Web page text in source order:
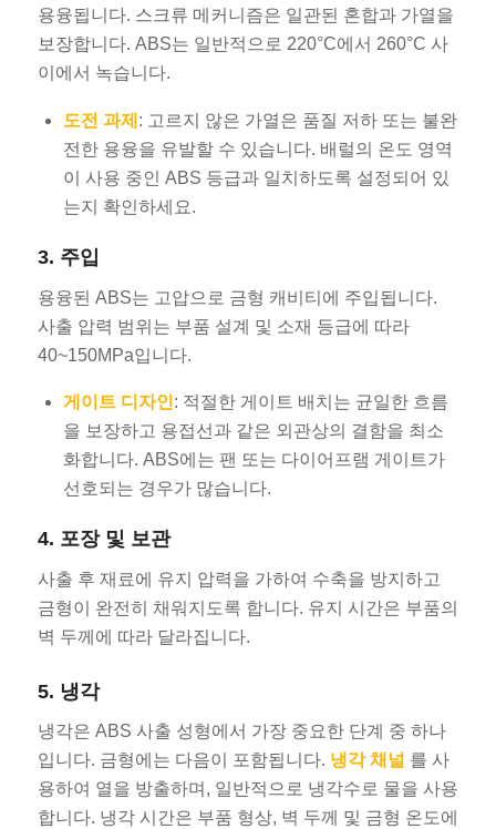
용융됩니다. 스크류 메커니즘은 일관된 혼합과 가열을
보장합니다. ABS는 일반적으로 220°C에서 260°C 사
이에서 녹습니다.
도전 과제 : 고르지 않은 가열은 품질 저하 또는 불완
전한 용융을 유발할 수 있습니다. 배럴의 온도 영역
이 사용 중인 ABS 등급과 일치하도록 설정되어 있
는지 확인하세요.
3. 주입
용융된 ABS는 고압으로 금형 캐비티에 주입됩니다.
사출 압력 범위는 부품 설계 및 소재 등급에 따라
40~150MPa입니다.
게이트 디자인: 적절한 게이트 배치는 균일한 흐름
을 보장하고 용접선과 같은 외관상의 결함을 최소
화합니다. ABS에는 팬 또는 다이어프램 게이트가
선호되는 경우가 많습니다.
4. 포장 및 보관
사출 후 재료에 유지 압력을 가하여 수축을 방지하고
금형이 완전히 채워지도록 합니다. 유지 시간은 부품의
벽 두께에 따라 달라집니다.
5. 냉각
냉각은 ABS 사출 성형에서 가장 중요한 단계 중 하나
입니다. 금형에는 다음이 포함됩니다. 냉각 채널 를 사
용하여 열을 방출하며, 일반적으로 냉각수로 물을 사용
합니다. 냉각 시간은 부품 형상, 벽 두께 및 금형 온도에